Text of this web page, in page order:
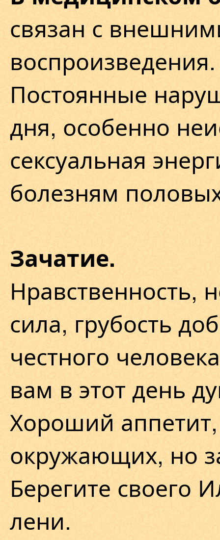
связан с
воспроизведения.
Постоянные
дня, особенно
сексуальная
болезням
Зачатие.
Нравственность,
сила, грубость
честного
вам в этот день
Хороший
окружающих, но
Берегите своего
лени.